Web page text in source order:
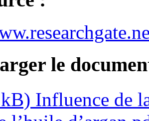
le
Influence de